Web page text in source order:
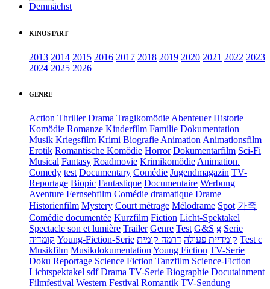
Demnächst
KINOSTART
2013 2014 2015 2016 2017 2018 2019 2020 2021 2022 2023
2024 2025 2026
GENRE
Action Thriller Drama TragikomödieAbenteuer Historie
Komödie Romanze Kinderfilm Familie Dokumentation
Musik Kriegsfilm Krimi BiografieAnimationAnimationsfilm
Erotik Romantische Komödie Horror Dokumentarfilm Sci-Fi
Musical Fantasy Roadmovie KrimikomödieAnimation.
Comedy test Documentary Comédie Jugendmagazin TV-
Reportage Biopic Fantastique Documentaire Werbung
Aventure Fernsehfilm Comédie dramatique Drame
Historienfilm Mystery Court métrage Mélodrame Spot 가족
Comédie documentée Kurzfilm Fiction Licht-Spektakel
Spectacle son et lumière Trailer Genre Test G&S g Serie
קומדיה Young-Fiction-Serie קומדיית פעולה דרמה קומית
Test c
Musikfilm MusikdokumentationYoung Fiction TV-Serie
Doku Reportage Science Fiction Tanzfilm Science-Fiction
Lichtspektakel sdf Drama TV-Serie Biographie Docutainment
Filmfestival Western Festival Romantik TV-Sendung